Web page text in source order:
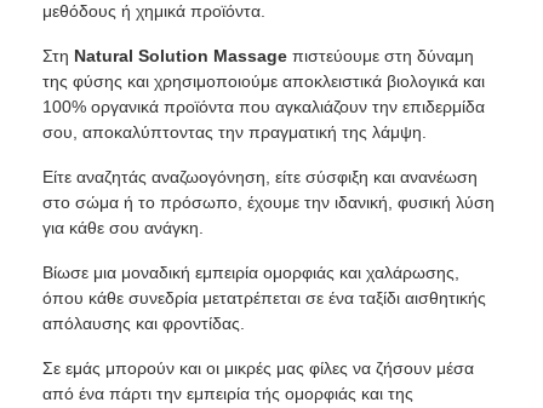
μεθόδους ή χημικά προϊόντα.
Στη Natural Solution Massageπιστεύουμε στη δύναμη
της φύσης και χρησιμοποιούμε αποκλειστικά βιολογικά και
100% οργανικά προϊόντα που αγκαλιάζουν την επιδερμίδα
σου, αποκαλύπτοντας την πραγματική της λάμψη.
Είτε αναζητάς αναζωογόνηση, είτε σύσφιξη και ανανέωση
στο σώμα ή το πρόσωπο, έχουμε την ιδανική, φυσική λύση
για κάθε σου ανάγκη.
Βίωσε μια μοναδική εμπειρία ομορφιάς και χαλάρωσης,
όπου κάθε συνεδρία μετατρέπεται σε ένα ταξίδι αισθητικής
απόλαυσης και φροντίδας.
Σε εμάς μπορούν και οι μικρές μας φίλες να ζήσουν μέσα
από ένα πάρτι την εμπειρία τής ομορφιάς και της